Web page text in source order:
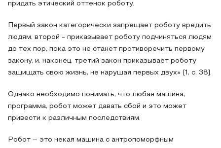
придать этический оттенок роботу.
Первый закон категорически запрещает роботу вредить
людям, второй - приказывает роботу подчиняться людям
до тех пор, пока это не станет противоречить первому
закону, и, наконец, третий закон приказывает роботу
защищать свою жизнь, не нарушая первых двух» [1, с. 38].
Однако необходимо понимать, что любая машина,
программа, робот может давать сбой и это может
привести к различным последствиям.
Робот – это некая машина с антропоморфным